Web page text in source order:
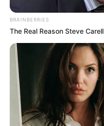
BRAINBERRIES
The Real Reason Steve